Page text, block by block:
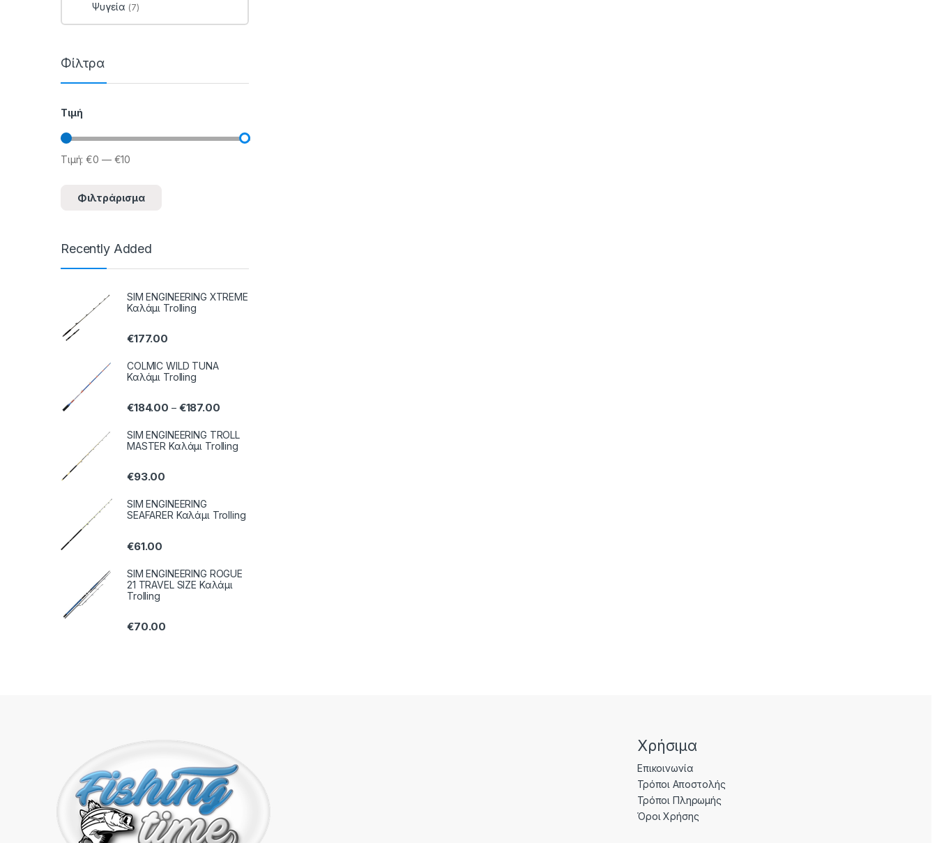
Ψυγεία (7)
Φίλτρα
Τιμή
Ελάχιστη τιμή
Μέγιστη τιμή
Φιλτράρισμα
Τιμή:€0 — €10
Recently Added
SIM ENGINEERING XTREME
Καλάμι Trolling
€177.00
COLMIC WILD TUNA
Καλάμι Trolling
€184.00 – €187.00
SIM ENGINEERING TROLL
MASTER Καλάμι Trolling
€93.00
SIM ENGINEERING
SEAFARER Καλάμι Trolling
€61.00
SIM ENGINEERING ROGUE
21 TRAVEL SIZE Καλάμι
Trolling
€70.00
Χρήσιμα
Επικοινωνία
Τρόποι Αποστολής
Τρόποι Πληρωμής
Όροι Χρήσης